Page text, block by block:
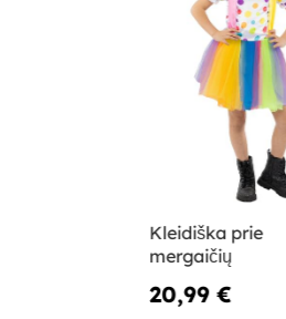
Kleidiška prie
mergaičių
20,99 €